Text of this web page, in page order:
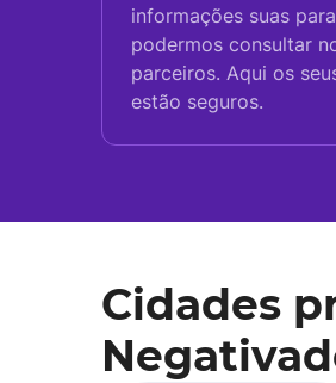
informações suas para
podermos consultar
parceiros. Aqui os
estão seguros.
Cidades